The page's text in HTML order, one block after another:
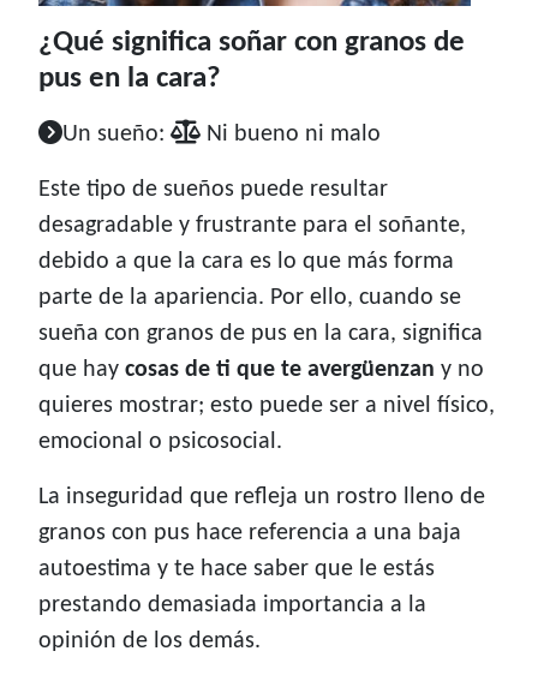
¿Qué significa soñar con granos de
pus en la cara?
Un sueño: Ni bueno ni malo
Este tipo de sueños puede resultar
desagradable y frustrante para el soñante,
debido a que la cara es lo que más forma
parte de la apariencia. Por ello, cuando se
sueña con granos de pus en la cara, significa
que hay cosas de ti que te avergüenzan y no
quieres mostrar; esto puede ser a nivel físico,
emocional o psicosocial.
La inseguridad que refleja un rostro lleno de
granos con pus hace referencia a una baja
autoestima y te hace saber que le estás
prestando demasiada importancia a la
opinión de los demás.